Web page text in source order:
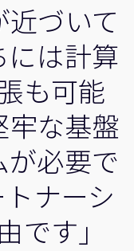
近づいて
には計算
も可能
牢な基盤
が必要で
ナーシ
です」